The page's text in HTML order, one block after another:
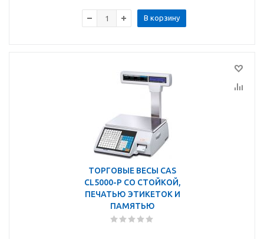
В корзину
ТОРГОВЫЕ ВЕСЫ CAS
CL5000-P СО СТОЙКОЙ,
ПЕЧАТЬЮ ЭТИКЕТОК И
ПАМЯТЬЮ